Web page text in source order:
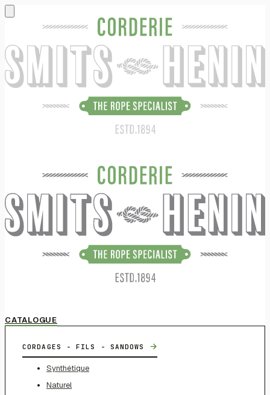
CATALOGUE
CORDAGES - FILS - SANDOWS →
Synthétique
Naturel